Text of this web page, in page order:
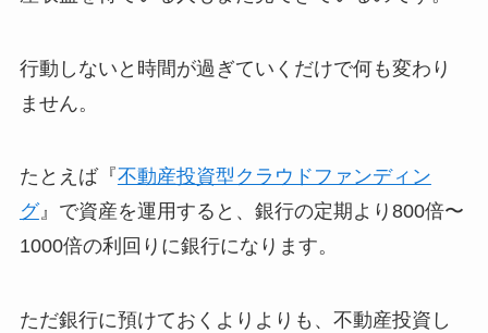
行動しないと時間が過ぎていくだけで何も変わり
ません。
たとえば『不動産投資型クラウドファンディン
グ』で資産を運用すると、銀行の定期より800倍〜
1000倍の利回りに銀行になります。
ただ銀行に預けておくよりよりも、不動産投資し